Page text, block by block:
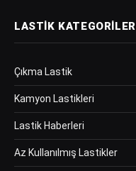
LASTIK KATEGORILERI
Çıkma Lastik
Kamyon Lastikleri
Lastik Haberleri
Az Kullanılmış Lastikler